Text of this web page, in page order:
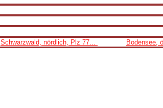
Schwarzwald, nördlich, Plz 77... Bodensee,